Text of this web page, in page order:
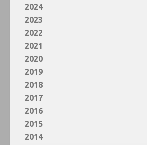
2024
2023
2022
2021
2020
2019
2018
2017
2016
2015
2014